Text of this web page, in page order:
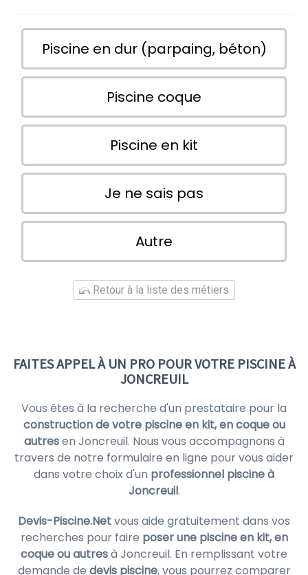
Piscine en dur (parpaing, béton)
Piscine coque
Piscine en kit
Je ne sais pas
Autre
Retour à la liste des métiers
FAITES APPEL À UN PRO POUR VOTRE PISCINE À
JONCREUIL
Vous êtes à la recherche d'un prestataire pour la
construction de votre piscine en kit, en coque ou
autresen Joncreuil. Nous vous accompagnons à
travers de notre formulaire en ligne pour vous aider
dans votre choix d'un professionnel piscine à
Joncreuil.
Devis-Piscine.Netvous aide gratuitement dans vos
recherches pour faire poser une piscine en kit, en
coque ou autresà Joncreuil. En remplissant votre
demande de devis piscine, vous pourrez comparer